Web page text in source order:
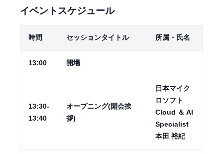
イベントスケジュール
時間 セッションタイトル 所属・氏名
13:00 開場
13:30-
13:40
オープニング(開会挨
拶)
日本マイク
ロソフト
Cloud ＆ AI
Specialist
本田 裕紀